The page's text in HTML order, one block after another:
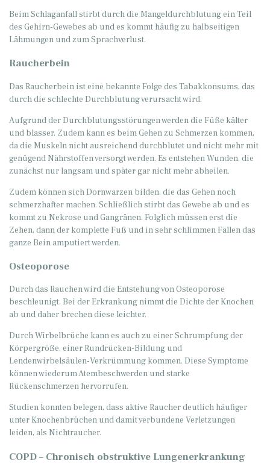
Beim Schlaganfall stirbt durch die Mangeldurchblutung ein Teil
des Gehirn-Gewebes ab und es kommt häufig zu halbseitigen
Lähmungen und zum Sprachverlust.
Raucherbein
Das Raucherbein ist eine bekannte Folge des Tabakkonsums, das
durch die schlechte Durchblutung verursacht wird.
Aufgrund der Durchblutungsstörungen werden die Füße kälter
und blasser. Zudem kann es beim Gehen zu Schmerzen kommen,
da die Muskeln nicht ausreichend durchblutet und nicht mehr mit
genügend Nährstoffen versorgt werden. Es entstehen Wunden, die
zunächst nur langsam und später gar nicht mehr abheilen.
Zudem können sich Dornwarzen bilden, die das Gehen noch
schmerzhafter machen. Schließlich stirbt das Gewebe ab und es
kommt zu Nekrose und Gangränen. Folglich müssen erst die
Zehen, dann der komplette Fuß und in sehr schlimmen Fällen das
ganze Bein amputiert werden.
Osteoporose
Durch das Rauchen wird die Entstehung von Osteoporose
beschleunigt. Bei der Erkrankung nimmt die Dichte der Knochen
ab und daher brechen diese leichter.
Durch Wirbelbrüche kann es auch zu einer Schrumpfung der
Körpergröße, einer Rundrücken-Bildung und
Lendenwirbelsäulen-Verkrümmung kommen. Diese Symptome
können wiederum Atembeschwerden und starke
Rückenschmerzen hervorrufen.
Studien konnten belegen, dass aktive Raucher deutlich häufiger
unter Knochenbrüchen und damit verbundene Verletzungen
leiden, als Nichtraucher.
COPD – Chronisch obstruktive Lungenerkrankung